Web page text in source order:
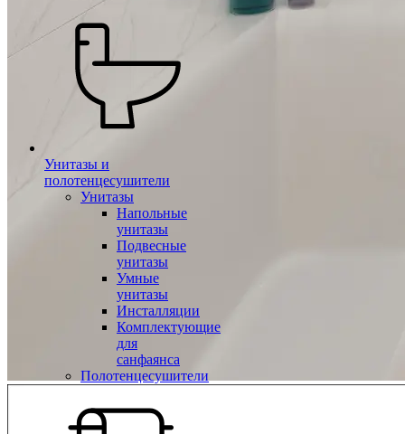
Унитазы и
полотенцесушители
Унитазы
Напольные
унитазы
Подвесные
унитазы
Умные
унитазы
Инсталляции
Комплектующие
для
санфаянса
Полотенцесушители